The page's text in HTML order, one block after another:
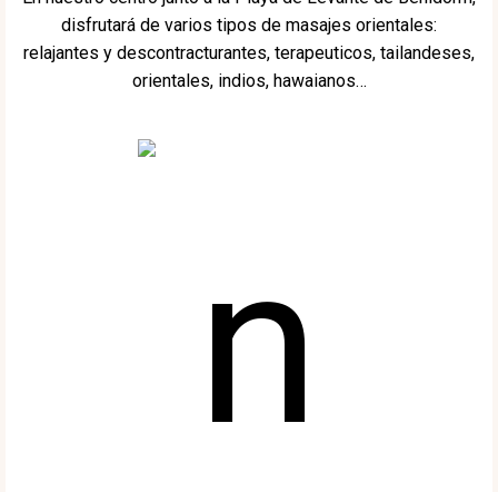
disfrutará de varios tipos de masajes orientales:
relajantes y descontracturantes, terapeuticos, tailandeses,
orientales, indios, hawaianos…